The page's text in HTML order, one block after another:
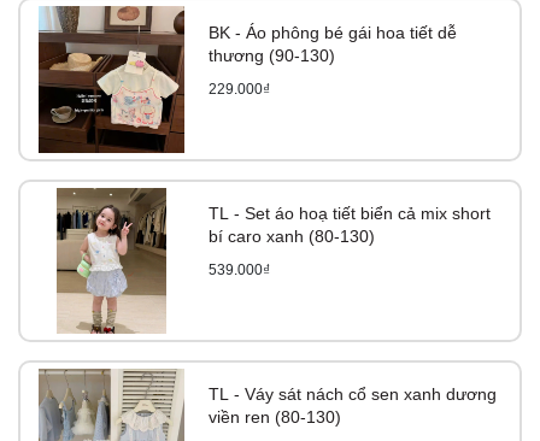
BK - Áo phông bé gái hoa tiết dễ
thương (90-130)
229.000₫
TL - Set áo hoạ tiết biển cả mix short
bí caro xanh (80-130)
539.000₫
TL - Váy sát nách cổ sen xanh dương
viền ren (80-130)